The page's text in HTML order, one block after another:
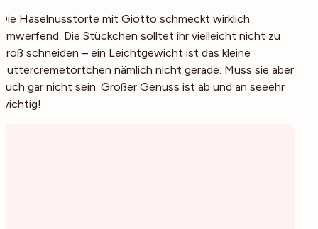
Die Haselnusstorte mit Giotto schmeckt wirklich
umwerfend. Die Stückchen solltet ihr vielleicht nicht zu
groß schneiden – ein Leichtgewicht ist das kleine
Buttercremetörtchen nämlich nicht gerade. Muss sie aber
auch gar nicht sein. Großer Genuss ist ab und an seeehr
wichtig!